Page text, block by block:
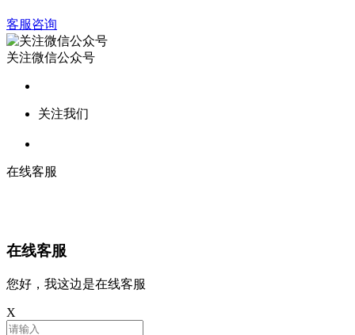
客服咨询
关注微信公众号
关注我们
在线客服
在线客服
您好，我这边是在线客服
X